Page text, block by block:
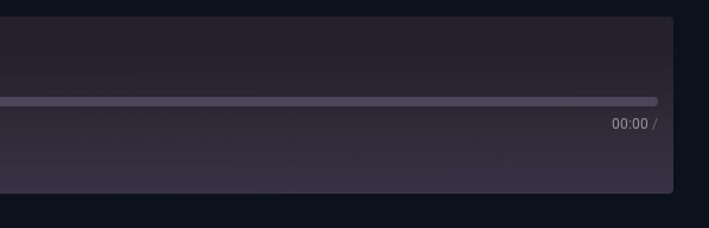
00:00 /